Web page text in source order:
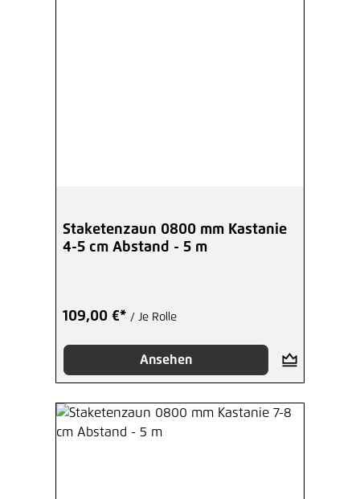
Staketenzaun 0800 mm Kastanie
4-5 cm Abstand - 5 m
109,00 €* / Je Rolle
Ansehen